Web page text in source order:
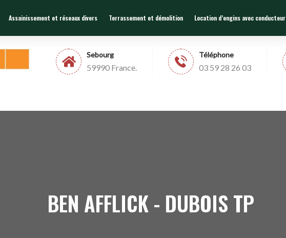
Sebourg
59990 France.
Téléphone
03 59 28 26 03
Assainissement et réseaux divers Terrassement et démolition Location d’engins avec conducteur
BEN AFFLICK - DUBOIS TP